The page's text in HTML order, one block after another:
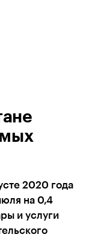
2020 года
на 0,4
и услуги